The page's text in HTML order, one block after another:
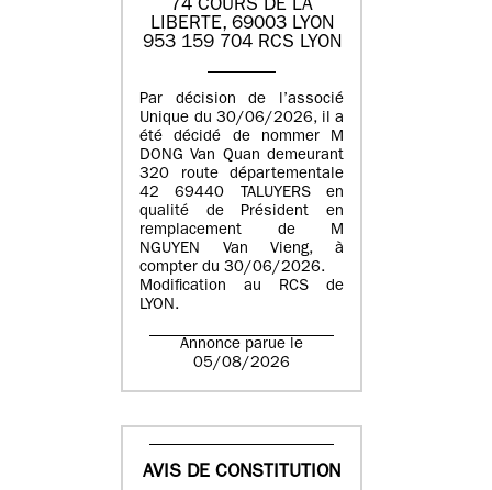
74 COURS DE LA
LIBERTE, 69003 LYON
953 159 704 RCS LYON
Par décision de l’associé
Unique du 30/06/2026, il a
été décidé de nommer M
DONG Van Quan demeurant
320 route départementale
42 69440 TALUYERS en
qualité de Président en
remplacement de M
NGUYEN Van Vieng, à
compter du 30/06/2026.
Modification au RCS de
LYON.
Annonce parue le
05/08/2026
AVIS DE CONSTITUTION